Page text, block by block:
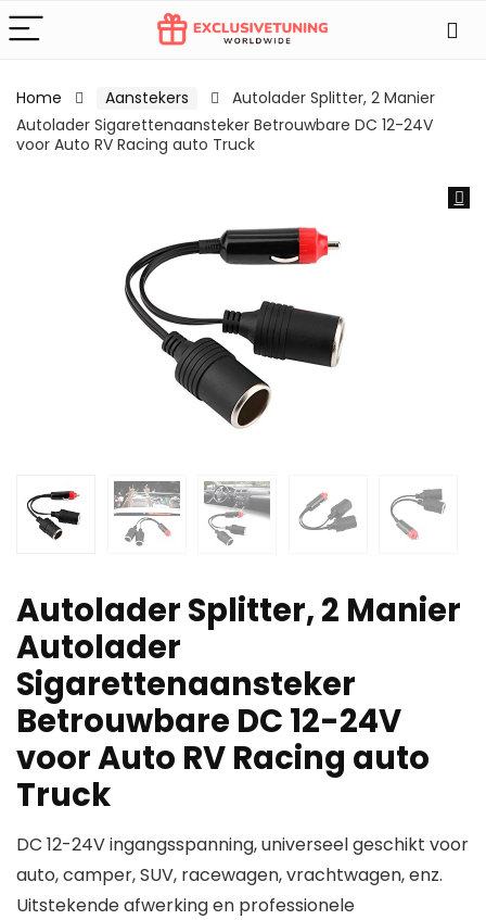
Home Aanstekers
Autolader Splitter, 2 Manier
Autolader Sigarettenaansteker Betrouwbare DC 12-24V
voor Auto RV Racing auto Truck
Autolader Splitter, 2 Manier
Autolader
Sigarettenaansteker
Betrouwbare DC 12-24V
voor Auto RV Racing auto
Truck
DC 12-24V ingangsspanning, universeel geschikt voor
auto, camper, SUV, racewagen, vrachtwagen, enz.
Uitstekende afwerking en professionele